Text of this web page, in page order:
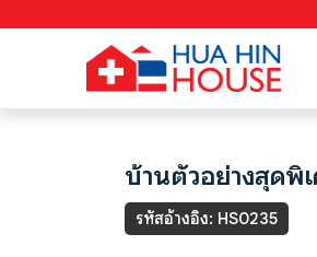
บ้านตัวอย่างสุด
รหัสอ้างอิง: HS0235